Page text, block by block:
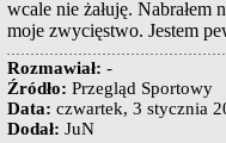
wcale nie żałuję.
moje zwycięstwo. Jestem
Rozmawiał: -
Źródło: Przegląd Sportowy
Data: czwartek, 3 stycznia
Dodał: JuN